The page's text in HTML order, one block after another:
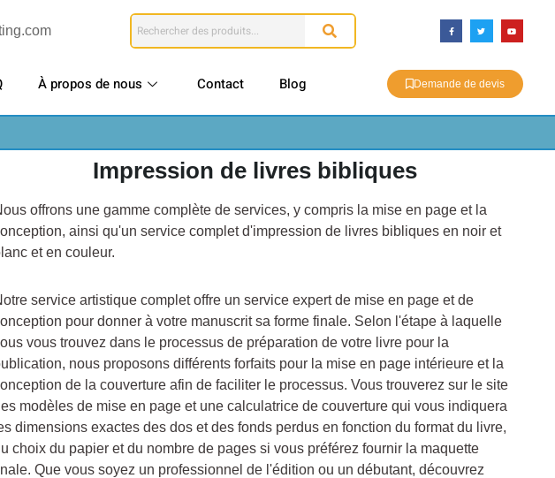
À propos de nous Contact Blog Demande de devis
Impression de livres bibliques
offrons une gamme complète de services, y compris la mise en page et la
ainsi qu'un service complet d'impression de livres bibliques en noir et
et en couleur.
service artistique complet offre un service expert de mise en page et de
pour donner à votre manuscrit sa forme finale. Selon l'étape à laquelle
vous trouvez dans le processus de préparation de votre livre pour la
nous proposons différents forfaits pour la mise en page intérieure et la
de la couverture afin de faciliter le processus. Vous trouverez sur le site
modèles de mise en page et une calculatrice de couverture qui vous indiquera
dimensions exactes des dos et des fonds perdus en fonction du format du livre,
choix du papier et du nombre de pages si vous préférez fournir la maquette
Que vous soyez un professionnel de l'édition ou un débutant, découvrez